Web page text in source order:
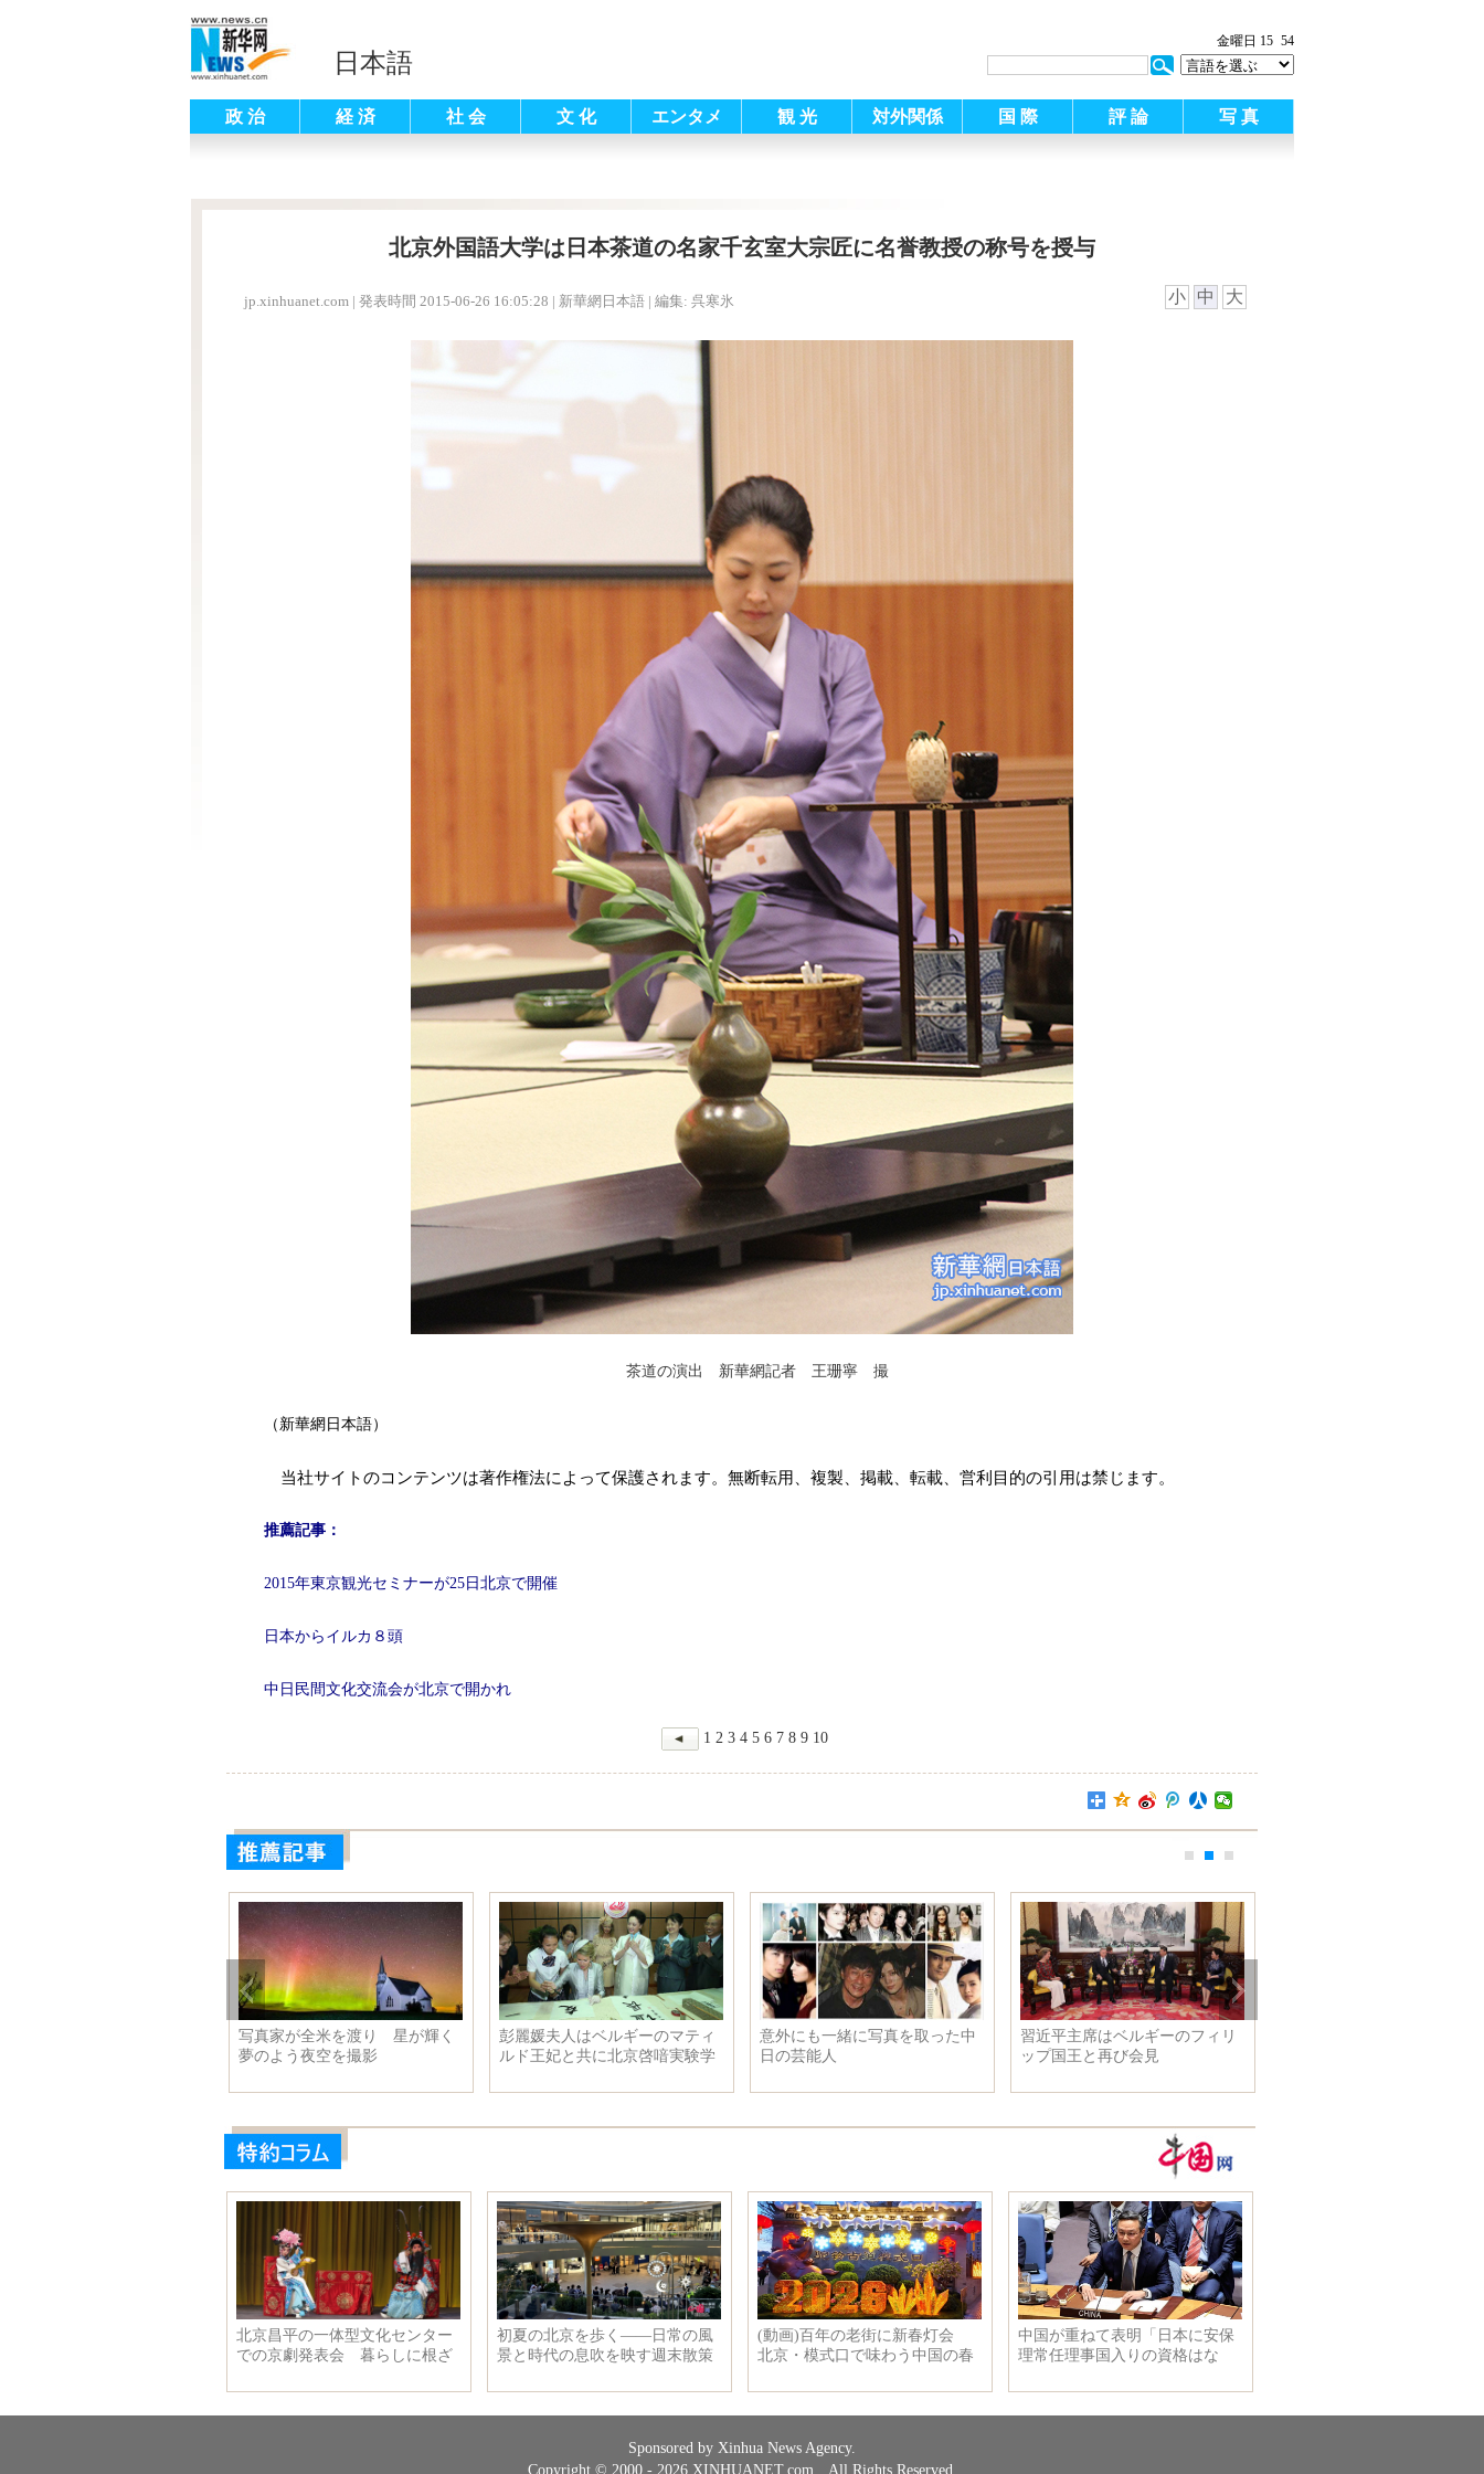
日本語
金曜日 15 54
政 治 経 済 社 会 文 化 エンタメ 観 光 対外関係 国 際 評 論 写 真
北京外国語大学は日本茶道の名家千玄室大宗匠に名誉教授の称号を授与
jp.xinhuanet.com | 発表時間 2015-06-26 16:05:28 | 新華網日本語 | 編集: 呉寒氷 小 中 大
茶道の演出 新華網記者 王珊寧 撮
（新華網日本語）
当社サイトのコンテンツは著作権法によって保護されます。無断転用、複製、掲載、転載、営利目的の引用は禁じます。
推薦記事：
2015年東京観光セミナーが25日北京で開催
日本からイルカ８頭
中日民間文化交流会が北京で開かれ
1 2 3 4 5 6 7 8 9 10
写真家が全米を渡り 星が輝く
夢のよう夜空を撮影
彭麗媛夫人はベルギーのマティ
ルド王妃と共に北京啓喑実験学
見学
意外にも一緒に写真を取った中
日の芸能人
習近平主席はベルギーのフィリ
ップ国王と再び会見
Sponsored by Xinhua News Agency.
Copyright © 2000 - 2026 XINHUANET.com All Rights Reserved.